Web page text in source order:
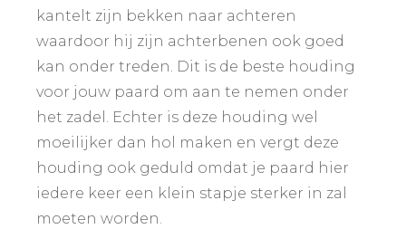
kantelt zijn bekken naar achteren
waardoor hij zijn achterbenen ook goed
kan onder treden. Dit is de beste houding
voor jouw paard om aan te nemen onder
het zadel. Echter is deze houding wel
moeilijker dan hol maken en vergt deze
houding ook geduld omdat je paard hier
iedere keer een klein stapje sterker in zal
moeten worden.